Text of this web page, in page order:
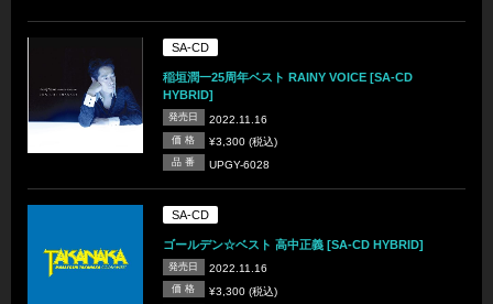
SA-CD
稲垣潤一25周年ベスト RAINY VOICE [SA-CD
HYBRID]
発売日 2022.11.16
価 格 ¥3,300 (税込)
品 番 UPGY-6028
SA-CD
ゴールデン☆ベスト 高中正義 [SA-CD HYBRID]
発売日 2022.11.16
価 格 ¥3,300 (税込)